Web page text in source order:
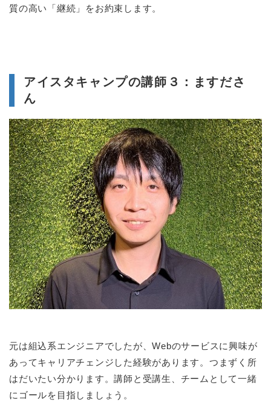
質の高い「継続」をお約束します。
アイスタキャンプの講師３：ますださ
ん
元は組込系エンジニアでしたが、Webのサービスに興味が
あってキャリアチェンジした経験があります。つまずく所
はだいたい分かります。講師と受講生、チームとして一緒
にゴールを目指しましょう。